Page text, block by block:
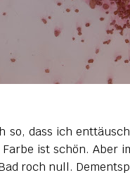
so, dass ich
ist schön. Aber
roch null.